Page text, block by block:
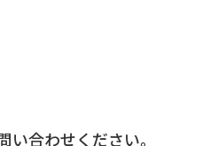
合わせください。